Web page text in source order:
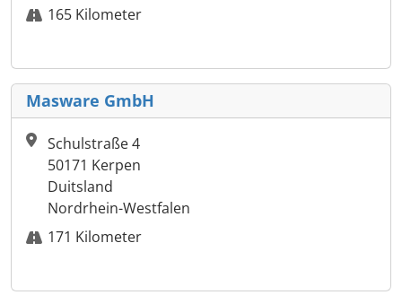
165 Kilometer
Masware GmbH
Schulstraße 4
50171 Kerpen
Duitsland
Nordrhein-Westfalen
171 Kilometer